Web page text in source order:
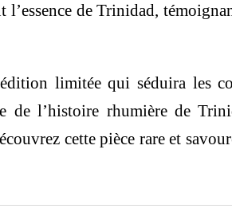
l’essence de Trinidad,
limitée qui séduira les
de l’histoire rhumière de
cette pièce rare et